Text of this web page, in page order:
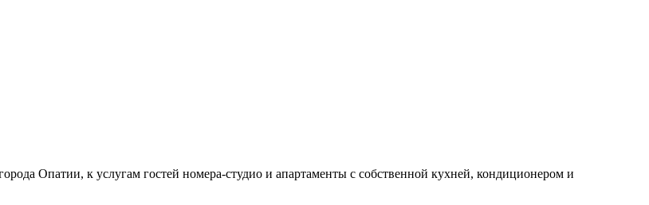
Опатии, к услугам гостей номера-студио и апартаменты с собственной кухней, кондиционером и